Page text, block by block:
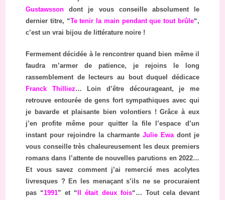
Gustawsson dont je vous conseille absolument le
dernier titre, “Te tenir la main pendant que tout brûle“,
c’est un vrai bijou de littérature noire !
Fermement décidée à le rencontrer quand bien même il
faudra m’armer de patience, je rejoins le long
rassemblement de lecteurs au bout duquel dédicace
Franck Thilliez… Loin d’être décourageant, je me
retrouve entourée de gens fort sympathiques avec qui
je bavarde et plaisante bien volontiers ! Grâce à eux
j’en profite même pour quitter la file l’espace d’un
instant pour rejoindre la charmante Julie Ewadont je
vous conseille très chaleureusement les deux premiers
romans dans l’attente de nouvelles parutions en 2022…
Et vous savez comment j’ai remercié mes acolytes
livresques ? En les menaçant s’ils ne se procuraient
pas “1991” et “ Il était deux fois“… Tout cela devant